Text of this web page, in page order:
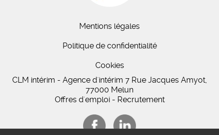
Mentions légales
Politique de confidentialité
Cookies
CLM intérim - Agence d'intérim 7 Rue Jacques Amyot,
77000 Melun
Offres d'emploi - Recrutement